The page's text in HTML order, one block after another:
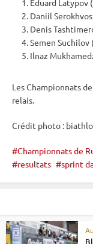
Eduard Latypov
Daniil
Denis
Semen Suchilov
Ilnaz
Les Championnats
relais.
Crédit photo :
Championnats de
resultats
sprint